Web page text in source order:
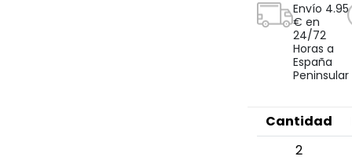
Envío 4.95
€ en
24/72
Horas a
España
Peninsular
Cantidad
2